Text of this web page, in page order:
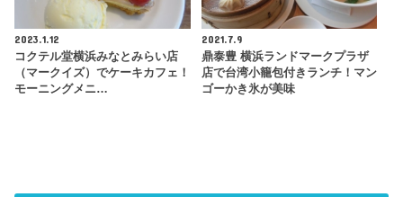
2023.1.12
コクテル堂横浜みなとみらい店
（マークイズ）でケーキカフェ！
モーニングメニ…
2021.7.9
鼎泰豊 横浜ランドマークプラザ
店で台湾小籠包付きランチ！マン
ゴーかき氷が美味